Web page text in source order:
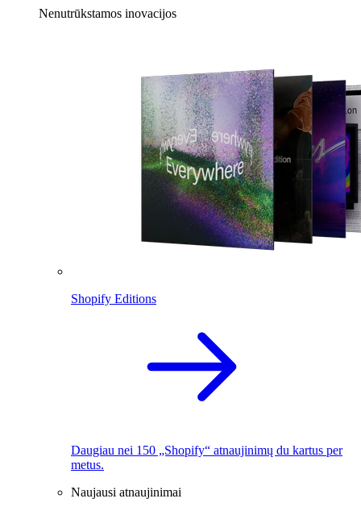
Nenutrūkstamos inovacijos
Shopify Editions
Daugiau nei 150 „Shopify“ atnaujinimų du kartus per
metus.
Naujausi atnaujinimai